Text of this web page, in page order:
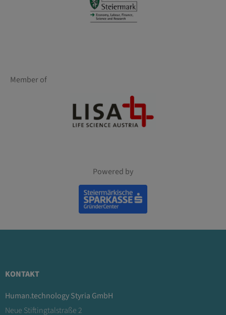
Member of
Powered by
KONTAKT
Human.technology Styria GmbH
Neue Stiftingtalstraße 2